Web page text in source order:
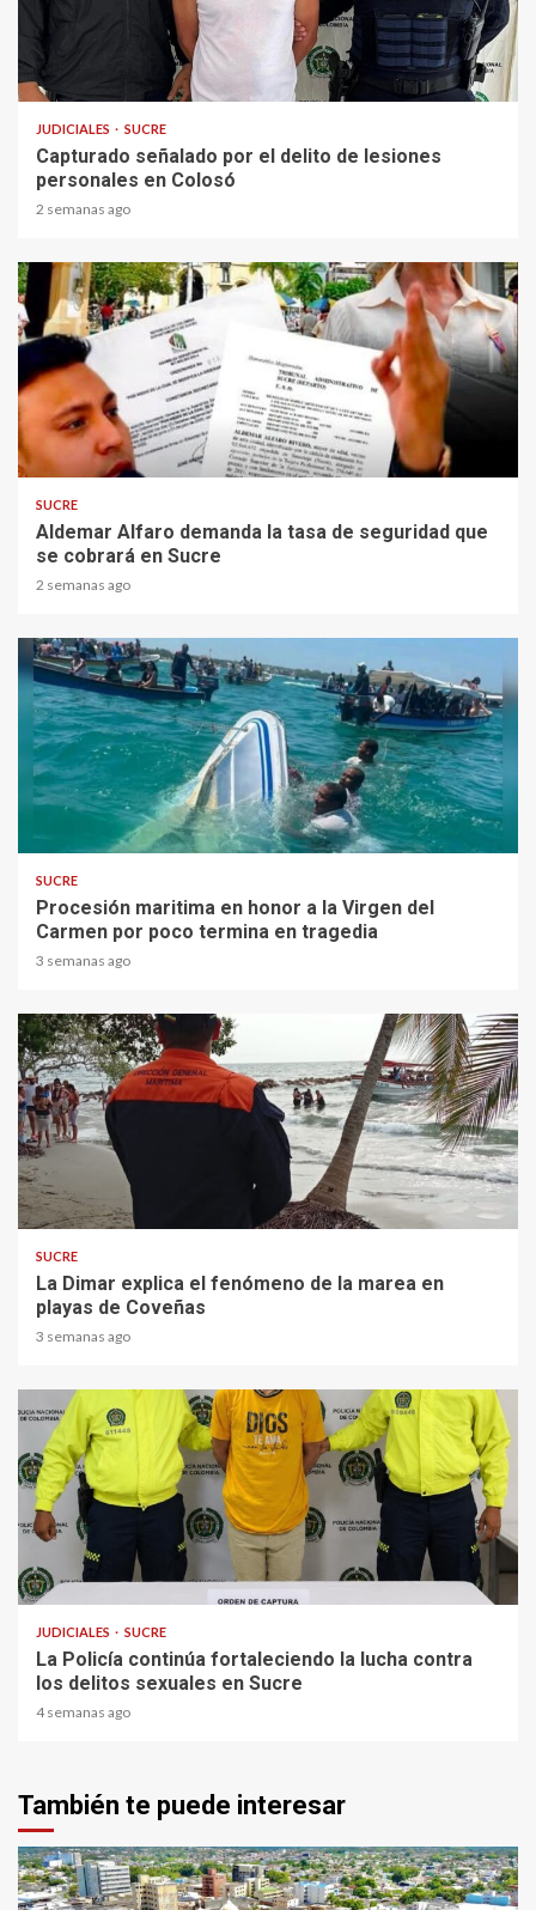
1 min read
JUDICIALES SUCRE
Capturado señalado por el delito de lesiones
personales en Colosó
2 semanas ago
2 min read
SUCRE
Aldemar Alfaro demanda la tasa de seguridad que
se cobrará en Sucre
2 semanas ago
SUCRE
Procesión maritima en honor a la Virgen del
Carmen por poco termina en tragedia
3 semanas ago
2 min read
SUCRE
La Dimar explica el fenómeno de la marea en
playas de Coveñas
3 semanas ago
2 min read
JUDICIALES SUCRE
La Policía continúa fortaleciendo la lucha contra
los delitos sexuales en Sucre
4 semanas ago
También te puede interesar